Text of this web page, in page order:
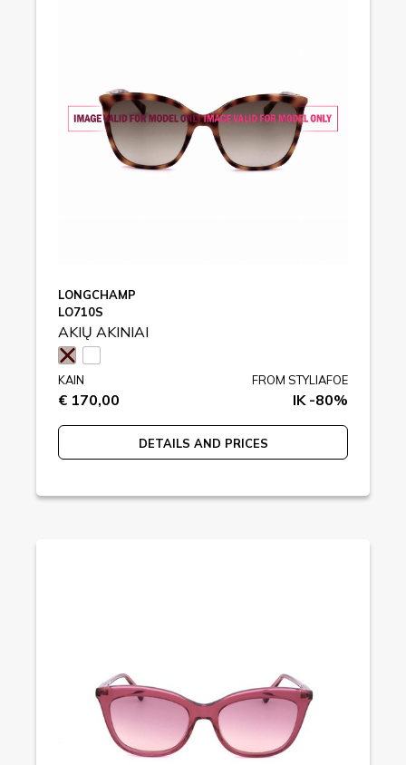
LONGCHAMP
LO710S
AKIŲ AKINIAI
KAIN
€ 170,00
FROM STYLIAFOE
IK -80%
DETAILS AND PRICES